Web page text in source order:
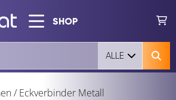
SHOP
ALLE
/ Eckverbinder Metall